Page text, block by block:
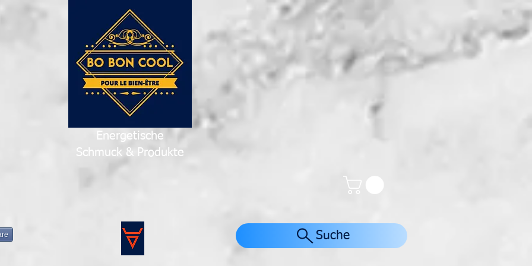
Energetische
Schmuck & Produkte
Suche